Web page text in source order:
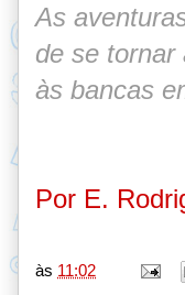
As
de se tornar
às bancas
Por E.
às 11:02